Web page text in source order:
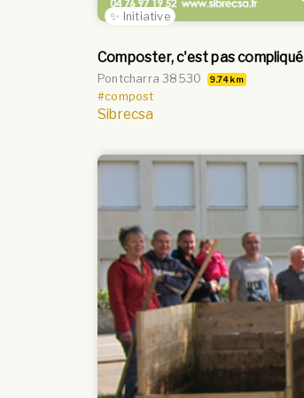
✨ Initiative
Composter, c'est pas compliqué
Pontcharra 38530 9.74 km
#compost
Sibrecsa